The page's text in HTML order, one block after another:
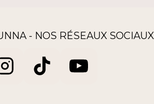
- NOS RÉSEAUX SOCIAUX